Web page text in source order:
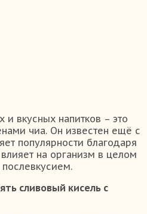
вкусных напитков – это
чиа. Он известен ещё с
популярности благодаря
на организм в целом
сливовый кисель с